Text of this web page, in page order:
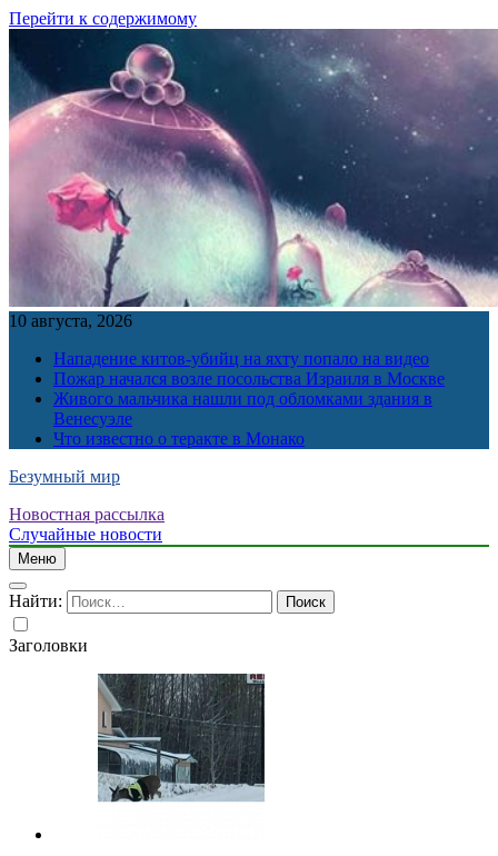
Перейти к содержимому
10 августа, 2026
Нападение китов-убийц на яхту попало на видео
Пожар начался возле посольства Израиля в Москве
Живого мальчика нашли под обломками здания в
Венесуэле
Что известно о теракте в Монако
Безумный мир
Новостная рассылка
Случайные новости
Меню
Найти:
Заголовки